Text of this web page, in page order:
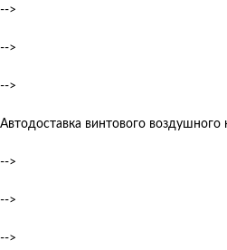
-->
-->
-->
Автодоставка винтового воздушного
-->
-->
-->